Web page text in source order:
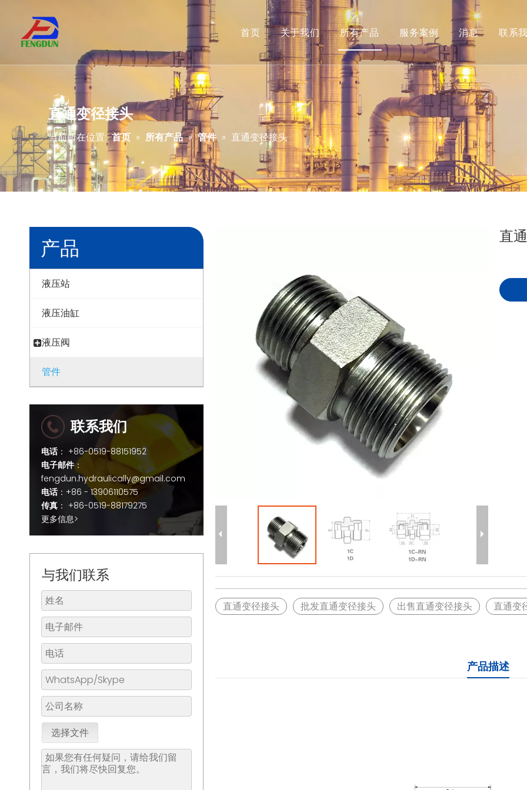
首页 关于我们 所有产品 服务案例 消息 联系
直通变径接头
当前所在位置: 首页 » 所有产品 » 管件 » 直通变径接头
产品
液压站
液压油缸
液压阀
管件
联系我们
电话： +86-0519-88151952
电子邮件：
fengdun.hydraulically@gmail.com
电话：+86 - 13906110575
传真 ： +86-0519-88179275
更多信息>
与我们联系
选择文件
直
直通变径接头 批发直通变径接头 出售直通变径接头 直通变
产品描述